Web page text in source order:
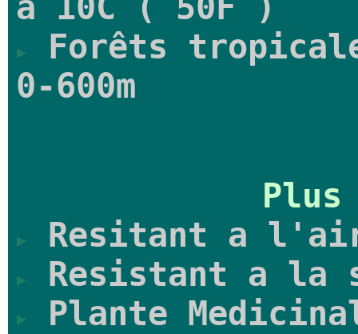
Forêts
0-600m
Resitant a
Resistant a la
Plante